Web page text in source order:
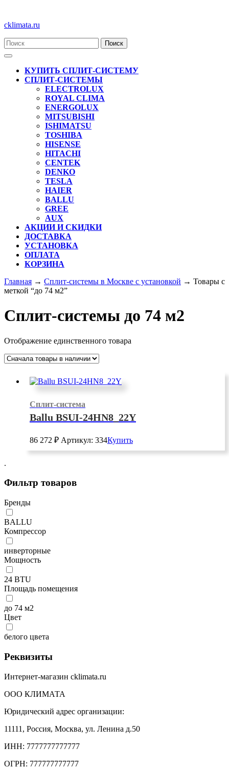
Перейти
содержимому
cklimata.ru
Кнопка
ОткрытьКУПИТЬ СПЛИТ-СИСТЕМУ
СПЛИТ-СИСТЕМЫ
ELECTROLUX
ROYAL CLIMA
ENERGOLUX
MITSUBISHI
ISHIMATSU
TOSHIBA
HISENSE
HITACHI
CENTEK
DENKO
TESLA
HAIER
BALLU
GREE
AUX
АКЦИИ И СКИДКИ
ДОСТАВКА
УСТАНОВКА
ОПЛАТА
КОРЗИНА
КНОПКА
ЗАКРЫТЬ
Главная → Сплит-системы в Москве с установкой → Товары с
меткой “до 74 м2”
Сплит-системы до 74 м2
Отображение единственного товара
Сплит-система
Ballu BSUI-24HN8_22Y
86 272 ₽ Артикул: 334Купить
.
Фильтр товаров
Бренды
BALLU
Компрессор
инверторные
Мощность
24 BTU
Площадь помещения
до 74 м2
Цвет
белого цвета
Реквизиты
Интернет-магазин cklimata.ru
ООО КЛИМАТА
Юридический адрес организации:
11111, Россия, Москва, ул. Ленина д.50
ИНН: 7777777777777
ОГРН: 777777777777